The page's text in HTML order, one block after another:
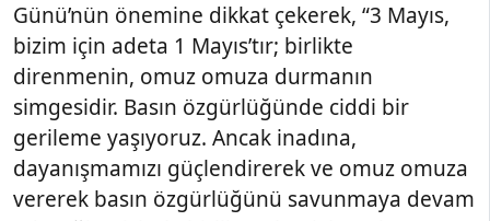
Günü’nün önemine dikkat çekerek, “3 Mayıs,
bizim için adeta 1 Mayıs’tır; birlikte
direnmenin, omuz omuza durmanın
simgesidir. Basın özgürlüğünde ciddi bir
gerileme yaşıyoruz. Ancak inadına,
dayanışmamızı güçlendirerek ve omuz omuza
vererek basın özgürlüğünü savunmaya devam